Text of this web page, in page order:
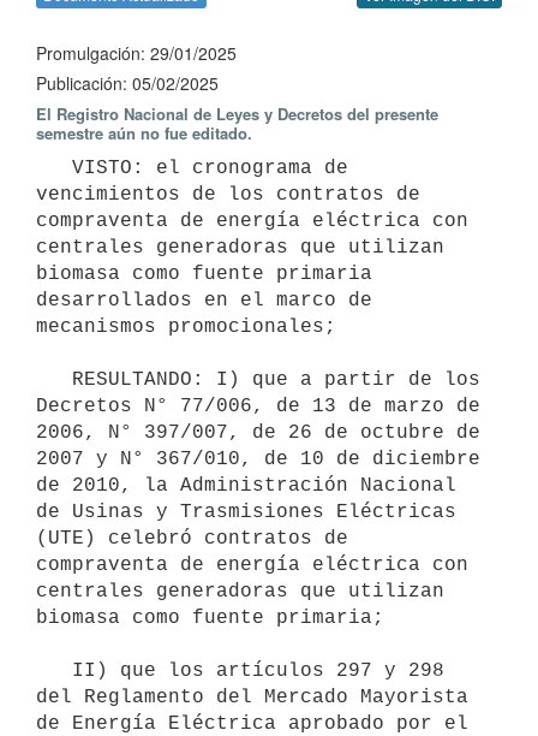
Promulgación: 29/01/2025
Publicación: 05/02/2025
El Registro Nacional de Leyes y Decretos del presente
semestre aún no fue editado.
vencimientos de los contratos de
compraventa de energía eléctrica con
centrales generadoras que utilizan
biomasa como fuente primaria
desarrollados en el marco de
mecanismos promocionales;
Decretos N° 77/006, de 13 de marzo de
2006, N° 397/007, de 26 de octubre de
2007 y N° 367/010, de 10 de diciembre
de 2010, la Administración Nacional
de Usinas y Trasmisiones Eléctricas
(UTE) celebró contratos de
compraventa de energía eléctrica con
centrales generadoras que utilizan
biomasa como fuente primaria;
del Reglamento del Mercado Mayorista
de Energía Eléctrica aprobado por el